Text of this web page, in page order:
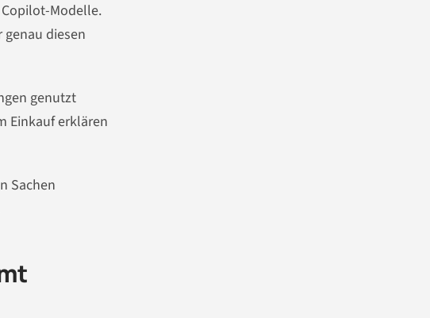
Modelle.
diesen
genutzt
Einkauf erklären
Sachen